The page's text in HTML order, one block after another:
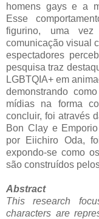
homens gays e a
Esse
figurino, uma
comunicação visual
espectadores
pesquisa traz
LGBTQIA+ em
demonstrando
mídias na forma
concluir, foi através
Bon Clay e
por Eiichiro Oda,
expondo-se como
são construídos
Abstract
This research
characters are